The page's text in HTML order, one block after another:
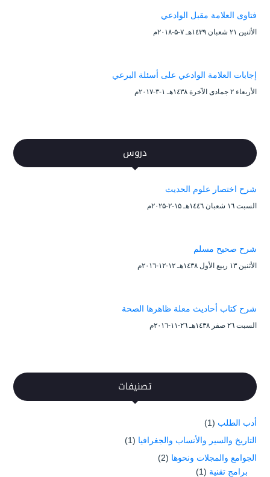
فتاوى العلامة مقبل الوادعي
الأثنين ۲۱ شعبان ۱٤۳۹هـ ۷-۵-۲۰۱۸م
إجابات العلامة الوادعي على أسئلة البرعي
الأربعاء ۲ جمادى الآخرة ۱٤۳۸هـ ۱-۳-۲۰۱۷م
دروس
شرح اختصار علوم الحديث
السبت ۱٦ شعبان ۱٤٤٦هـ ۱۵-۲-۲۰۲۵م
شرح صحيح مسلم
الأثنين ۱۳ ربيع الأول ۱٤۳۸هـ ۱۲-۱۲-۲۰۱٦م
شرح كتاب أحاديث معلة ظاهرها الصحة
السبت ۲٦ صفر ۱٤۳۸هـ ۲٦-۱۱-۲۰۱٦م
تصنيفات
أدب الطلب (1)
التاريخ والسير والأنساب والجغرافيا (1)
الجوامع والمجلات ونحوها (2)
برامج تقنية (1)